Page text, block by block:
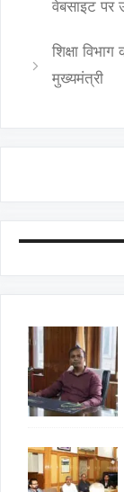
वेबसाइट पर
शिक्षा
मुख्यमंत्री